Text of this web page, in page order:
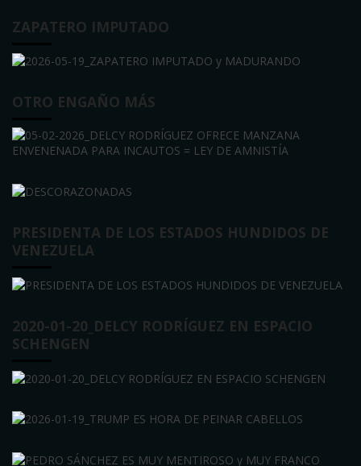
ZAPATERO IMPUTADO
OTRO ENGAÑO MÁS
PRESIDENTA DE LOS ESTADOS HUNDIDOS DE
VENEZUELA
2020-01-20_DELCY RODRÍGUEZ EN ESPACIO
SCHENGEN